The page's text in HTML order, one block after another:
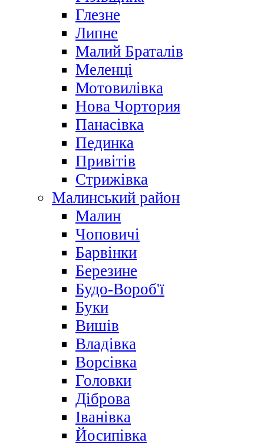
Глезне
Липне
Малий Браталів
Меленці
Мотовилівка
Нова Чортория
Панасівка
Пединка
Привітів
Стрижівка
Малинський район
Малин
Чоповичі
Барвінки
Березине
Будо-Вороб'ї
Буки
Вишів
Владівка
Ворсівка
Головки
Діброва
Іванівка
Йосипівка